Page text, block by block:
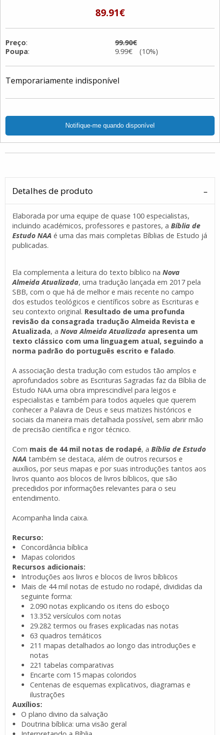
89.91€
Preço:
99.90€
Poupa: 9.99€ (10%)
Temporariamente indisponível
Detalhes de produto
Elaborada por uma equipe de quase 100 especialistas,
incluindo académicos, professores e pastores, aBíblia de
Estudo NAA é uma das mais completas Bíblias de Estudo já
publicadas.
Ela complementa a leitura do texto bíblico naNova
Almeida Atualizada, uma tradução lançada em 2017 pela
SBB, com o que há de melhor e mais recente no campo
dos estudos teológicos e científicos sobre as Escrituras e
seu contexto original. Resultado de uma profunda
revisão da consagrada tradução Almeida Revista e
Atualizada, aNova Almeida Atualizada apresenta um
texto clássico com uma linguagem atual, seguindo a
norma padrão do português escrito e falado.
A associação desta tradução com estudos tão amplos e
aprofundados sobre as Escrituras Sagradas faz da Bíblia de
Estudo NAA uma obra imprescindível para leigos e
especialistas e também para todos aqueles que querem
conhecer a Palavra de Deus e seus matizes históricos e
sociais da maneira mais detalhada possível, sem abrir mão
de precisão científica e rigor técnico.
Com mais de 44 mil notas de rodapé, a Bíblia de Estudo
NAAtambém se destaca, além de outros recursos e
auxílios, por seus mapas e por suas introduções tantos aos
livros quanto aos blocos de livros bíblicos, que são
precedidos por informações relevantes para o seu
entendimento.
Acompanha linda caixa.
Recurso:
Concordância bíblica
Mapas coloridos
Recursos adicionais:
Introduções aos livros e blocos de livros bíblicos
Mais de 44 mil notas de estudo no rodapé, divididas da
seguinte forma:
2.090 notas explicando os itens do esboço
13.352 versículos com notas
29.282 termos ou frases explicadas nas notas
63 quadros temáticos
211 mapas detalhados ao longo das introduções e
notas
221 tabelas comparativas
Encarte com 15 mapas coloridos
Centenas de esquemas explicativos, diagramas e
ilustrações
Auxílios:
O plano divino da salvação
Doutrina bíblica: uma visão geral